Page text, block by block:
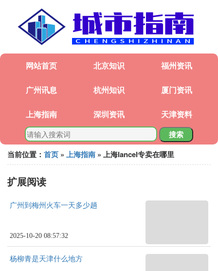
网站首页 北京知识 福州资讯
广州讯息 杭州知识 厦门资讯
上海指南 深圳资讯 天津资料
搜索
当前位置： 首页 » 上海指南 » 上海lancel专卖在哪里
扩展阅读
广州到梅州火车一天多少趟
2025-10-20 08:57:32
杨柳青是天津什么地方